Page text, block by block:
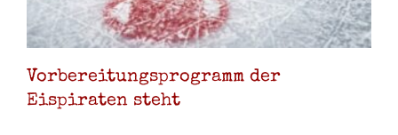
Vorbereitungsprogramm der
Eispiraten steht